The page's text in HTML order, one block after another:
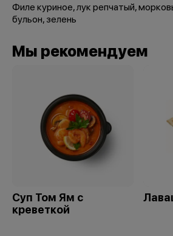
Филе куриное, лук репчатый,
бульон, зелень
Мы рекомендуем
Суп Том Ям с
креветкой